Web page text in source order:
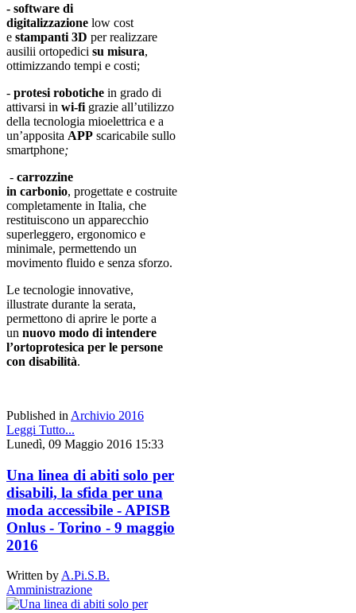
- software di
digitalizzazione low cost
e stampanti 3D per realizzare
ausilii ortopedici su misura,
ottimizzando tempi e costi;
- protesi robotiche in grado di
attivarsi in wi-fi grazie all’utilizzo
della tecnologia mioelettrica e a
un’apposita APP scaricabile sullo
smartphone;
- carrozzine
in carbonio, progettate e costruite
completamente in Italia, che
restituiscono un apparecchio
superleggero, ergonomico e
minimale, permettendo un
movimento fluido e senza sforzo.
Le tecnologie innovative,
illustrate durante la serata,
permettono di aprire le porte a
un nuovo modo di intendere
l’ortoprotesica per le persone
con disabilità.
Published in Archivio 2016
Leggi Tutto...
Lunedì, 09 Maggio 2016 15:33
Una linea di abiti solo per
disabili, la sfida per una
moda accessibile - APISB
Onlus - Torino - 9 maggio
2016
Written by A.Pi.S.B.
Amministrazione